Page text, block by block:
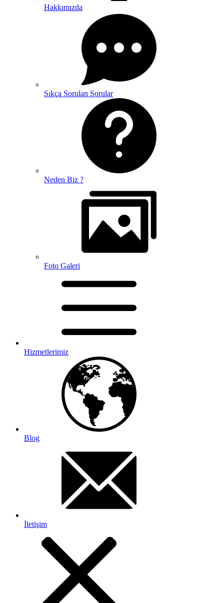
Hakkımızda
Sıkça Sorulan Sorular
Neden Biz ?
Foto Galeri
Hizmetlerimiz
Blog
İletişim